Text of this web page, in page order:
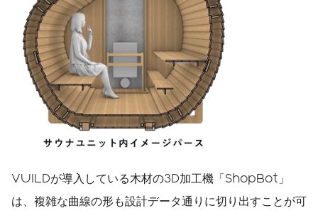
VUILDが導入している木材の3D加工機「ShopBot」
は、複雑な曲線の形も設計データ通りに切り出すことが可